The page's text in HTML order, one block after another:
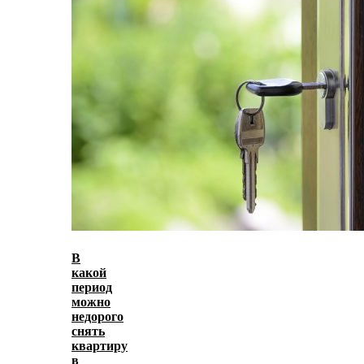
В
какой
период
можно
недорого
снять
квартиру
в